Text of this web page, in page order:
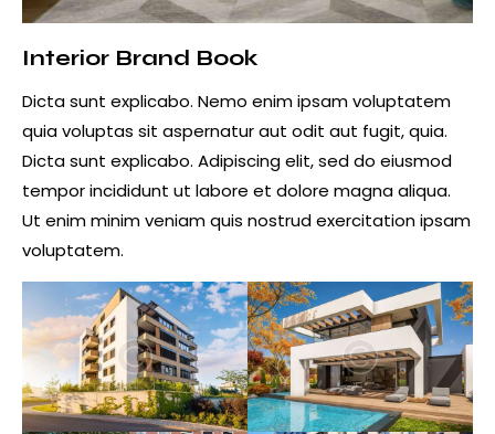
Interior Brand Book
Dicta sunt explicabo. Nemo enim ipsam voluptatem
quia voluptas sit aspernatur aut odit aut fugit, quia.
Dicta sunt explicabo. Adipiscing elit, sed do eiusmod
tempor incididunt ut labore et dolore magna aliqua.
Ut enim minim veniam quis nostrud exercitation ipsam
voluptatem.